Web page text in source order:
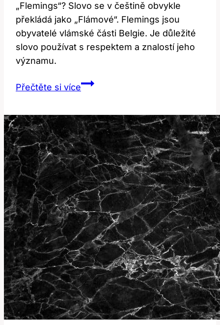
„Flemings“? Slovo se v češtině obvykle
překládá jako „Flámové“. Flemings jsou
obyvatelé vlámské části Belgie. Je důležité
slovo používat s respektem a znalostí jeho
významu.
Přečtěte si víceFlemings:
přeložit
a
používat
toto
slovo?